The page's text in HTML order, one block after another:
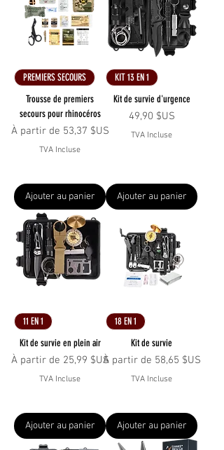
PREMIERS SECOURS
Trousse de premiers
secours pour rhinocéros
À partir de 53,37 $US
Prix promotionnel
TVA Incluse
Ajouter au panier
KIT 13 EN 1
Kit de survie d'urgence
Prix
49,90 $US
TVA Incluse
Ajouter au panier
11 EN 1
Kit de survie en plein air
À partir de 25,99 $US
Prix promotionnel
TVA Incluse
Ajouter au panier
18 EN 1
Kit de survie
À partir de 58,65 $US
Prix promotionnel
TVA Incluse
Ajouter au panier